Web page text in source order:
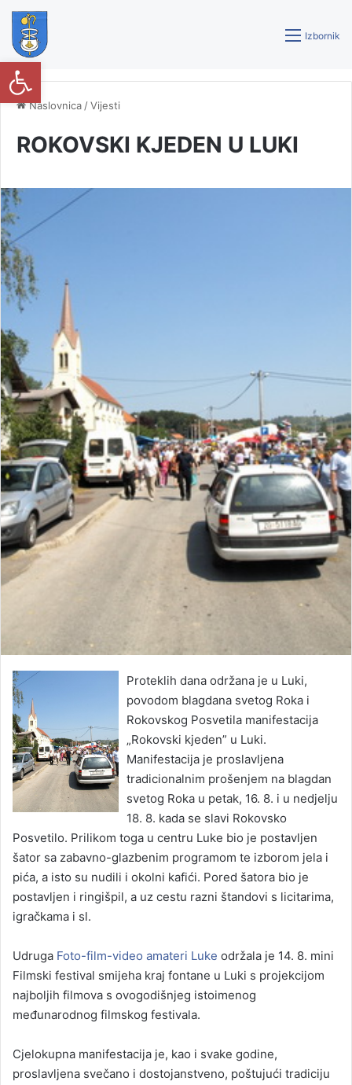
Izbornik
Naslovnica /Vijesti
ROKOVSKI KJEDEN U LUKI
Proteklih dana održana je u Luki,
povodom blagdana svetog Roka i
Rokovskog Posvetila manifestacija
„Rokovski kjeden” u Luki.
Manifestacija je proslavljena
tradicionalnim prošenjem na blagdan
svetog Roka u petak, 16. 8. i u nedjelju
18. 8. kada se slavi Rokovsko
Posvetilo. Prilikom toga u centru Luke bio je postavljen
šator sa zabavno-glazbenim programom te izborom jela i
pića, a isto su nudili i okolni kafići. Pored šatora bio je
postavljen i ringišpil, a uz cestu razni štandovi s licitarima,
igračkama i sl.
Udruga Foto-film-video amateri Luke održala je 14. 8. mini
Filmski festival smijeha kraj fontane u Luki s projekcijom
najboljih filmova s ovogodišnjeg istoimenog
međunarodnog filmskog festivala.
Cjelokupna manifestacija je, kao i svake godine,
proslavljena svečano i dostojanstveno, poštujući tradiciju
Open toolbar